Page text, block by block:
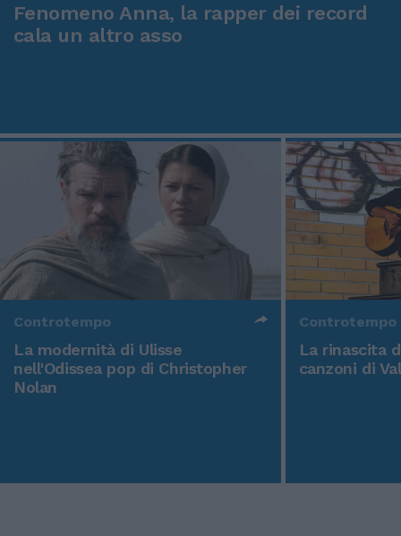
Fenomeno Anna, la rapper dei record
cala un altro asso
Controtempo
La modernità di Ulisse
nell'Odissea pop di Christopher
Nolan
Controtempo
La rinascita
canzoni di